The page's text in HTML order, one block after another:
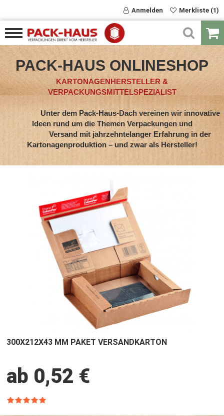
Anmelden Merkliste (1)
PACK-HAUS ONLINESHOP
KARTONAGENHERSTELLER &
VERPACKUNGSMITTELSPEZIALIST
Unter dem Pack-Haus-Dach vereinen wir innovative
Ideen rund um die Themen Verpackungen und
Versand mit jahrzehntelanger Erfahrung in der
Kartonagenproduktion – und zwar als Hersteller!
300X212X43 MM PAKET VERSANDKARTON
ab 0,52 €